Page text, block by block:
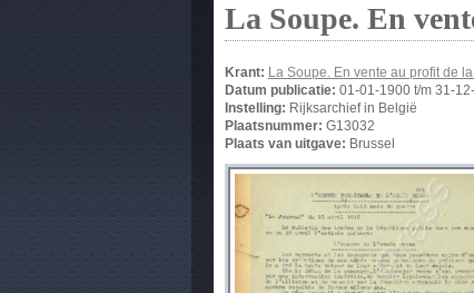
La Soupe. En
Krant: La Soupe. En vente au profit de
Datum publicatie: 01-01-1900 t/m 31-
Instelling: Rijksarchief in België
Plaatsnummer: G13032
Plaats van uitgave: Brussel